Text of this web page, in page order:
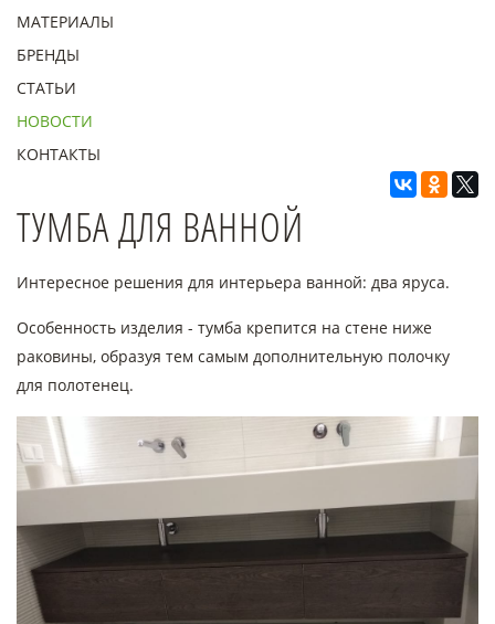
МАТЕРИАЛЫ
БРЕНДЫ
СТАТЬИ
НОВОСТИ
КОНТАКТЫ
ТУМБА ДЛЯ ВАННОЙ
Интересное решения для интерьера ванной: два яруса.
Особенность изделия - тумба крепится на стене ниже
раковины, образуя тем самым дополнительную полочку
для полотенец.